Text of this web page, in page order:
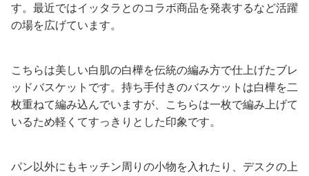
す。最近ではイッタラとのコラボ商品を発表するなど活躍
の場を広げています。
こちらは美しい白肌の白樺を伝統の編み方で仕上げたブレ
ッドバスケットです。持ち手付きのバスケットは白樺を二
枚重ねて編み込んでいますが、こちらは一枚で編み上げて
いるため軽くてすっきりとした印象です。
パン以外にもキッチン周りの小物を入れたり、デスクの上